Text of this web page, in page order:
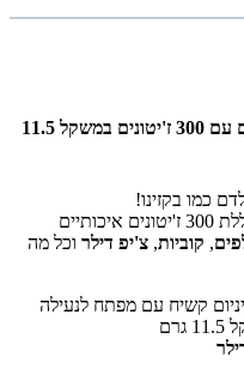
ערכת פוקר מקצועית – מזוודת אלומיניום עם 300 ז'יטונים במשקל 11.5
כמו בקזינו!
, הכוללת 300 ז'יטונים איכותיים
, קוביות, צ'יפ דילר וכל מה
קשיח עם מפתח לנעילה